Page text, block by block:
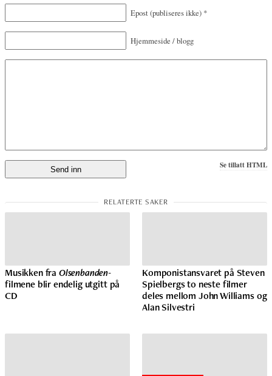
Epost(publiseres ikke) *
Hjemmeside / blogg
Se tillatt HTML
Musikken fra Olsenbanden-
filmene blir endelig utgitt på
CD
Komponistansvaret på Steven
Spielbergs to neste filmer
deles mellom John Williams og
Alan Silvestri